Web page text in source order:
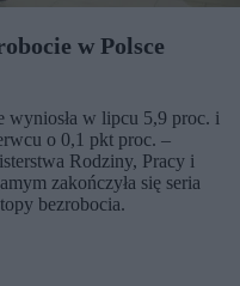
w Polsce
wyniosła w lipcu 5,9 proc. i
o 0,1 pkt proc. –
Rodziny, Pracy i
zakończyła się seria
bezrobocia.